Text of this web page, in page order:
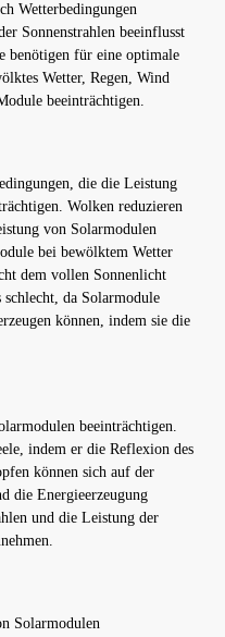
Wetterbedingungen
Sonnenstrahlen beeinflusst
benötigen für eine optimale
Wetter, Regen, Wind
beeinträchtigen.
die die Leistung
Wolken reduzieren
von Solarmodulen
bei bewölktem Wetter
dem vollen Sonnenlicht
schlecht, da Solarmodule
können, indem sie die
beeinträchtigen.
indem er die Reflexion des
können sich auf der
die Energieerzeugung
und die Leistung der
Solarmodulen